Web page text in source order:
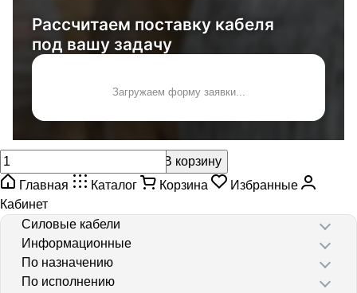
Рассчитаем поставку кабеля
под вашу задачу
Загружаем форму заявки...
В корзину
Главная
Каталог Корзина
Избранные
Кабинет
Силовые кабели
Информационные
По назначению
По исполнению